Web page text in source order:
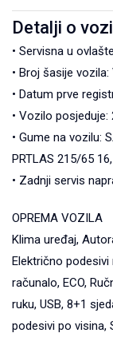
Detalji o
• Servisna u
• Broj šasije
• Datum prve
• Vozilo posjeduje:
• Gume na vozilu:
PRTLAS 215/65
• Zadnji servis
OPREMA VOZILA
Klima uređaj,
Električno podesivi
računalo, ECO,
ruku, USB, 8+1
podesivi po visina,